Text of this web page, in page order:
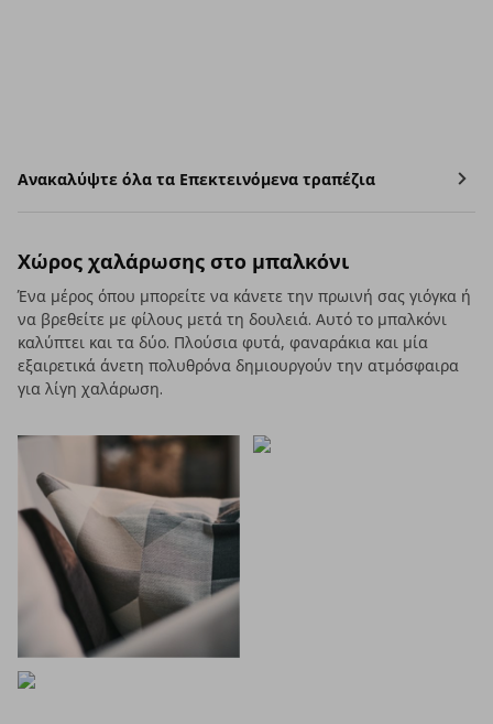
Ανακαλύψτε όλα τα Επεκτεινόμενα τραπέζια
Χώρος χαλάρωσης στο μπαλκόνι
Ένα μέρος όπου μπορείτε να κάνετε την πρωινή σας γιόγκα ή
να βρεθείτε με φίλους μετά τη δουλειά. Αυτό το μπαλκόνι
καλύπτει και τα δύο. Πλούσια φυτά, φαναράκια και μία
εξαιρετικά άνετη πολυθρόνα δημιουργούν την ατμόσφαιρα
για λίγη χαλάρωση.